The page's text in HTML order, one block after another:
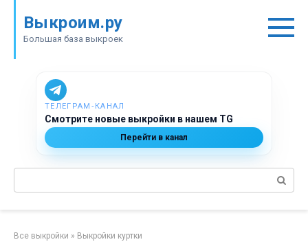
контенту
Выкроим.ру
Большая база выкроек
ТЕЛЕГРАМ‑КАНАЛ
Смотрите новые выкройки в нашем TG
Перейти в канал
Поиск:
Все выкройки » Выкройки куртки